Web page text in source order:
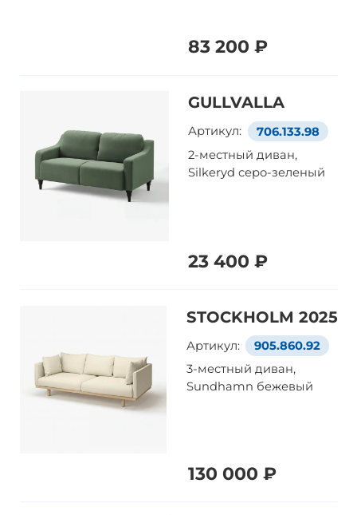
83 200 ₽
GULLVALLA
Артикул:
706.133.98
2-местный диван,
Silkeryd серо-зеленый
23 400 ₽
STOCKHOLM 2025
Артикул:
905.860.92
3-местный диван,
Sundhamn бежевый
130 000 ₽